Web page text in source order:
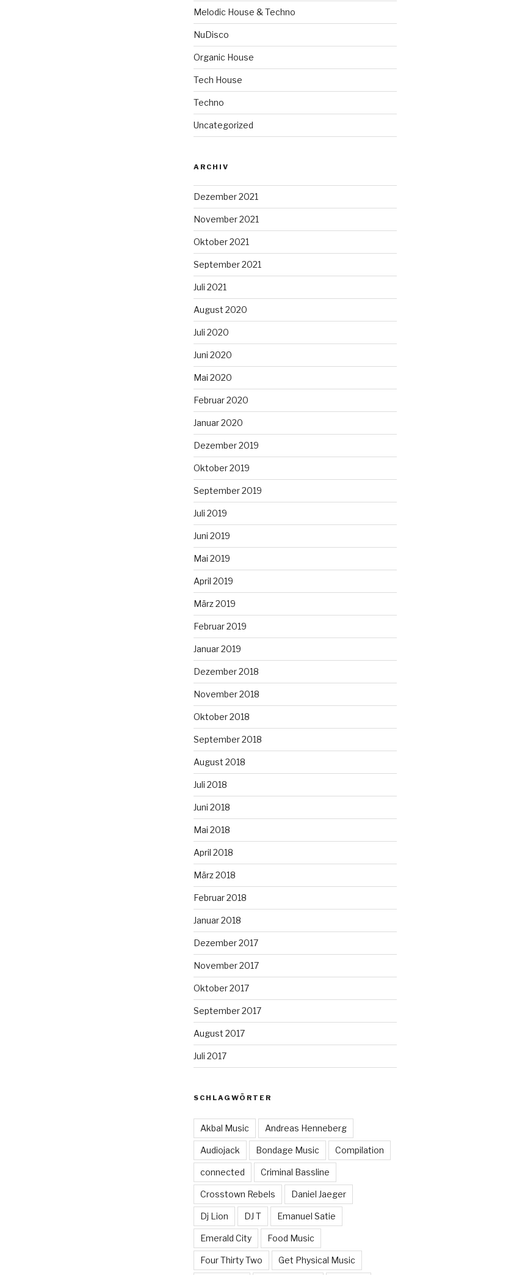
Melodic House & Techno
NuDisco
Organic House
Tech House
Techno
Uncategorized
ARCHIV
Dezember 2021
November 2021
Oktober 2021
September 2021
Juli 2021
August 2020
Juli 2020
Juni 2020
Mai 2020
Februar 2020
Januar 2020
Dezember 2019
Oktober 2019
September 2019
Juli 2019
Juni 2019
Mai 2019
April 2019
März 2019
Februar 2019
Januar 2019
Dezember 2018
November 2018
Oktober 2018
September 2018
August 2018
Juli 2018
Juni 2018
Mai 2018
April 2018
März 2018
Februar 2018
Januar 2018
Dezember 2017
November 2017
Oktober 2017
September 2017
August 2017
Juli 2017
SCHLAGWÖRTER
Akbal Music Andreas Henneberg
Audiojack Bondage Music Compilation
connected Criminal Bassline
Crosstown Rebels Daniel Jaeger
Dj Lion DJ T Emanuel Satie
Emerald City Food Music
Four Thirty Two Get Physical Music